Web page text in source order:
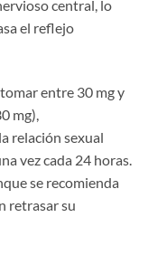
central, lo
el reflejo
entre 30 mg y
mg),
relación sexual
vez cada 24 horas.
se recomienda
retrasar su